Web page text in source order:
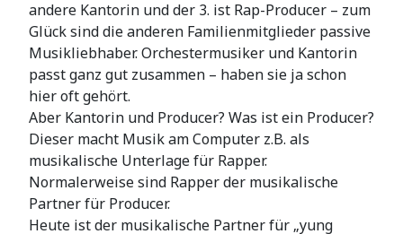
andere Kantorin und der 3. ist Rap-Producer – zum
Glück sind die anderen Familienmitglieder passive
Musikliebhaber. Orchestermusiker und Kantorin
passt ganz gut zusammen – haben sie ja schon
hier oft gehört.
Aber Kantorin und Producer? Was ist ein Producer?
Dieser macht Musik am Computer z.B. als
musikalische Unterlage für Rapper.
Normalerweise sind Rapper der musikalische
Partner für Producer.
Heute ist der musikalische Partner für „yung